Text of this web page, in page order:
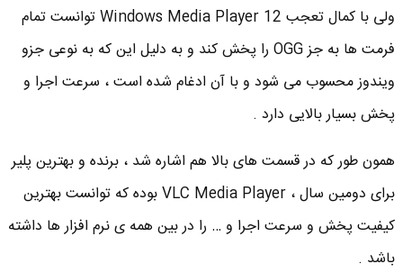
ولی با کمال تعجب Windows Media Player 12 توانست تمام
فرمت ها به جز OGG را پخش کند و به دلیل این که به نوعی جزو
ویندوز محسوب می شود و با آن ادغام شده است ، سرعت اجرا و
پخش بسیار بالایی دارد .
همون طور که در قسمت های بالا هم اشاره شد ، برنده و بهترین پلیر
برای دومین سال ، VLC Media Player بوده که توانست بهترین
کیفیت پخش و سرعت اجرا و … را در بین همه ی نرم افزار ها داشته
باشد .